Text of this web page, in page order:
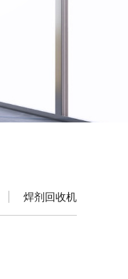
焊剂回收机